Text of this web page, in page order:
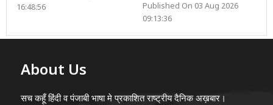
16:48:56
Published On 03 Aug 2026
09:13:36
About Us
सच कहूँ हिंदी व पंजाबी भाषा मे प्रकाशित राष्ट्रीय दैनिक अख़बार।